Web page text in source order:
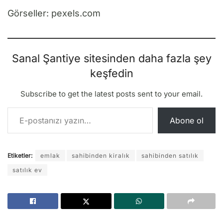
Görseller: pexels.com
Sanal Şantiye sitesinden daha fazla şey
keşfedin
Subscribe to get the latest posts sent to your email.
E-postanızı yazın…
Abone ol
Etiketler: emlak sahibinden kiralık
sahibinden satılık
satılık ev